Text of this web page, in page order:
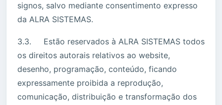
signos, salvo mediante consentimento expresso
da ALRA SISTEMAS.
3.3. Estão reservados à ALRA SISTEMAS todos
os direitos autorais relativos ao website,
desenho, programação, conteúdo, ficando
expressamente proibida a reprodução,
comunicação, distribuição e transformação dos